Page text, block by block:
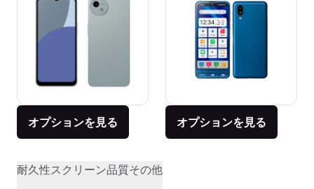
オプションを見る オプションを見る
耐久性スクリーン品質その他